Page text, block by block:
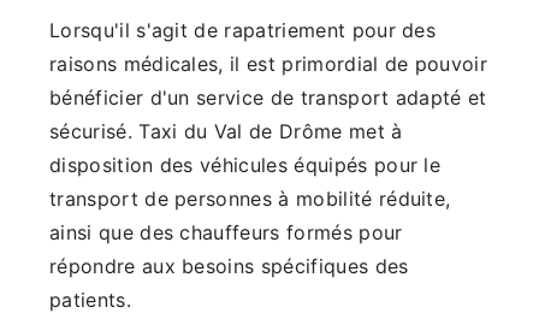
Lorsqu'il s'agit de rapatriement pour des
raisons médicales, il est primordial de pouvoir
bénéficier d'un service de transport adapté et
sécurisé. Taxi du Val de Drôme met à
disposition des véhicules équipés pour le
transport de personnes à mobilité réduite,
ainsi que des chauffeurs formés pour
répondre aux besoins spécifiques des
patients.